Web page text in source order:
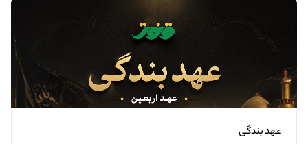
عهد بندگی